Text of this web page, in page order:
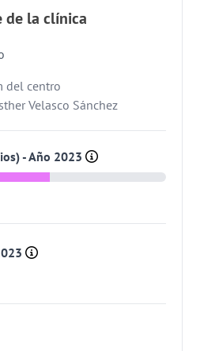
de la clínica
del centro
Velasco Sánchez
- Año 2023